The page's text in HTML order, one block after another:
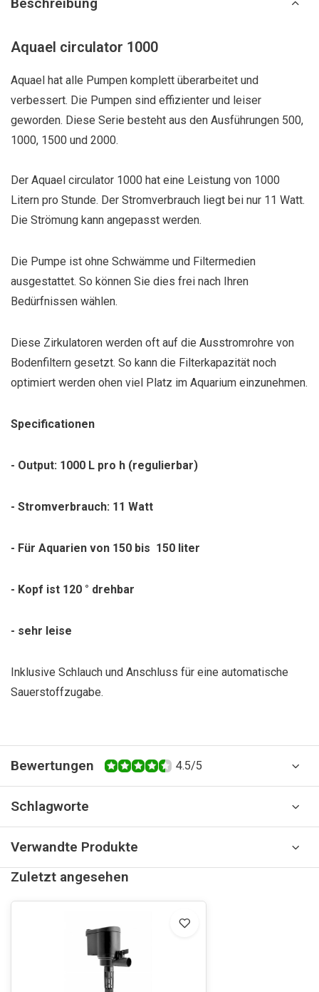
Aquael circulator 1000
Aquael hat alle Pumpen komplett überarbeitet und
verbessert. Die Pumpen sind effizienter und leiser
geworden. Diese Serie besteht aus den Ausführungen 500,
1000, 1500 und 2000.
Der Aquael circulator 1000 hat eine Leistung von 1000
Litern pro Stunde. Der Stromverbrauch liegt bei nur 11 Watt.
Die Strömung kann angepasst werden.
Die Pumpe ist ohne Schwämme und Filtermedien
ausgestattet. So können Sie dies frei nach Ihren
Bedürfnissen wählen.
Diese Zirkulatoren werden oft auf die Ausstromrohre von
Bodenfiltern gesetzt. So kann die Filterkapazität noch
optimiert werden ohen viel Platz im Aquarium einzunehmen.
Specificationen
- Output: 1000 L pro h (regulierbar)
- Stromverbrauch: 11 Watt
- Für Aquarien von 150 bis 150 liter
- Kopf ist 120 ° drehbar
- sehr leise
Inklusive Schlauch und Anschluss für eine automatische
Sauerstoffzugabe.
Bewertungen 4.5/5
Schlagworte
Verwandte Produkte
Zuletzt angesehen